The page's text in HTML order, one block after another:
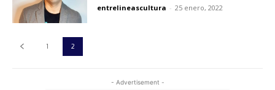
- Advertisement -
entrelineascultura - 25 enero, 2022
1 2